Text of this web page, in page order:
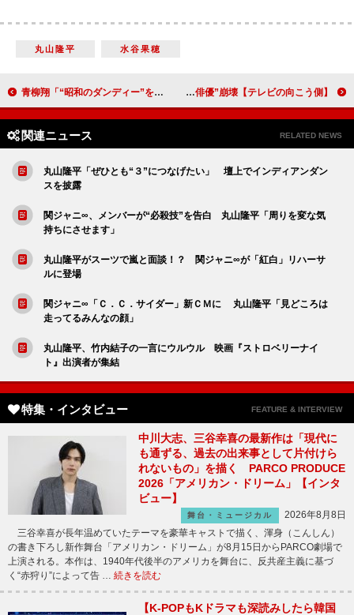
丸山隆平 水谷果穂
青柳翔「“昭和のダンディー”をテーマにしようと決めた」 「ファーストクラス」で若き経営者・間宮充を演じる 【テレビの向こう側】藤原紀香からの提案に監督もドキドキ 城田優は“イケメン俳優”崩壊！？
関連ニュース RELATED NEWS
丸山隆平「ぜひとも“３”につなげたい」 壇上でインディアンダン
スを披露
関ジャニ∞、メンバーが“必殺技”を告白 丸山隆平「周りを変な気
持ちにさせます」
丸山隆平がスーツで嵐と面談！？ 関ジャニ∞が「紅白」リハーサ
ルに登場
関ジャニ∞「Ｃ．Ｃ．サイダー」新ＣＭに 丸山隆平「見どころは
走ってるみんなの顔」
丸山隆平、竹内結子の一言にウルウル 映画『ストロベリーナイ
ト』出演者が集結
特集・インタビュー FEATURE & INTERVIEW
中川大志、三谷幸喜の最新作は「現代に
も通ずる、過去の出来事として片付けら
れないもの」を描く PARCO PRODUCE
2026「アメリカン・ドリーム」【インタ
ビュー】
舞台・ミュージカル
2026年8月8日
三谷幸喜が長年温めていたテーマを豪華キャストで描く、渾身（こんしん）
の書き下ろし新作舞台「アメリカン・ドリーム」が8月15日からPARCO劇場で
上演される。本作は、1940年代後半のアメリカを舞台に、反共産主義に基づ
く“赤狩り”によって告 … 続きを読む
【K-POPもKドラマも深読みしたら韓国